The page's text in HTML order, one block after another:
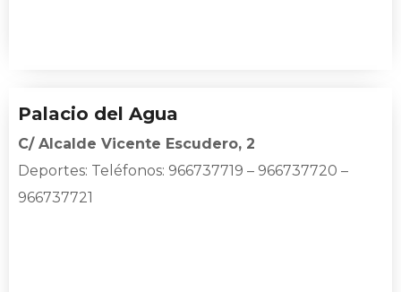
Palacio del Agua
C/ Alcalde Vicente Escudero, 2
Deportes: Teléfonos: 966737719 – 966737720 –
966737721